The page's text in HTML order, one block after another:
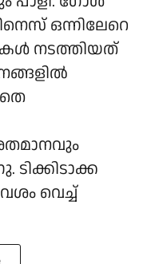
ഒന്നിലേറെ
നടത്തിയത്
വെച്ച്